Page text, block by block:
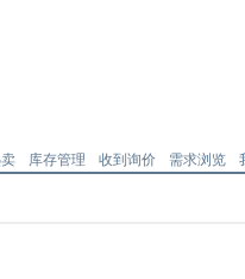
库存管理 收到询价 需求浏览